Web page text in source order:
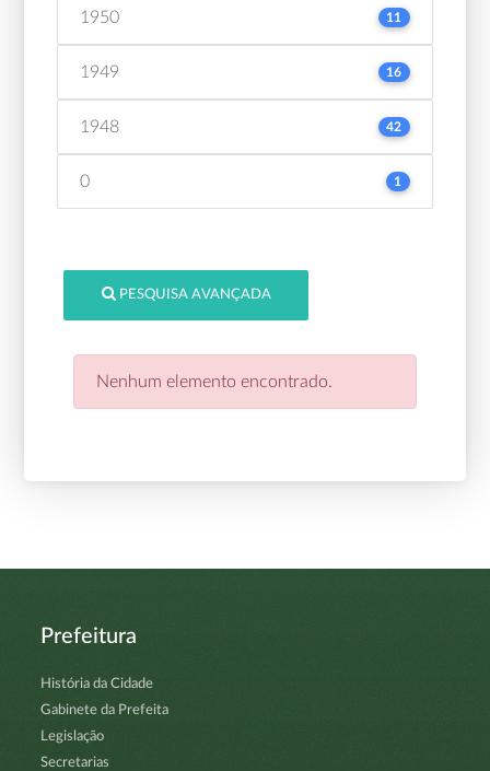
1950 11
1949 16
1948 42
0 1
PESQUISA AVANÇADA
Nenhum elemento encontrado.
Prefeitura
História da Cidade
Gabinete da Prefeita
Legislação
Secretarias